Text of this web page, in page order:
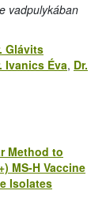
vadpulykában
Glávits
Ivanics Éva, Dr.
Method to
MS-H Vaccine
Isolates